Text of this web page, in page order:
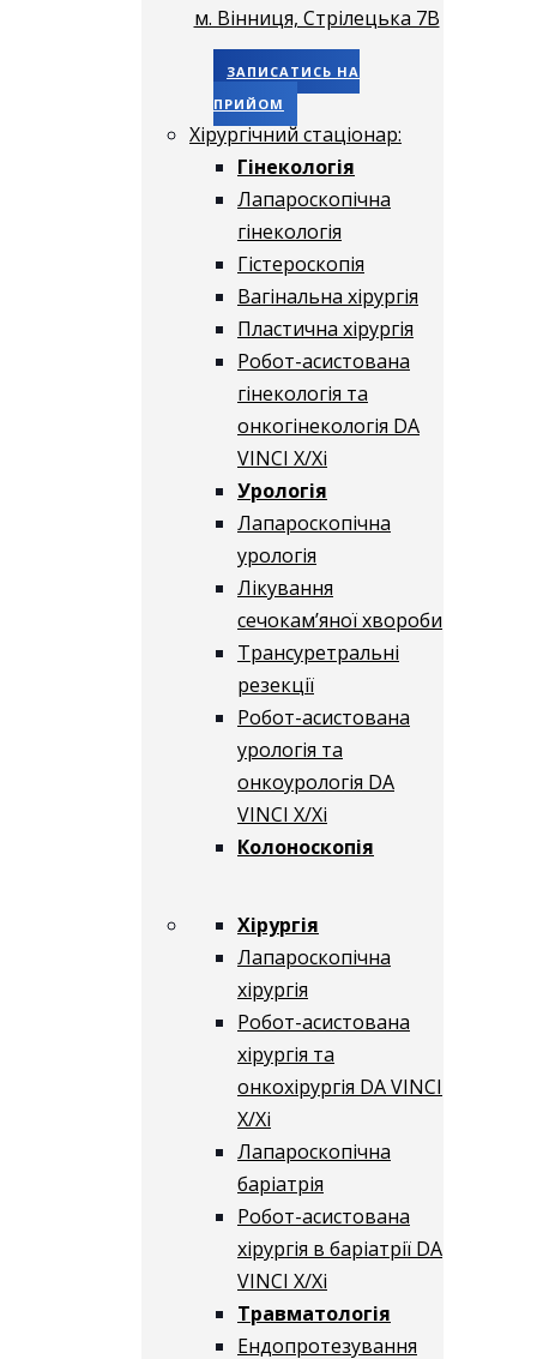
м. Вінниця, Стрілецька 7В
ЗАПИСАТИСЬ НА
ПРИЙОМ
Хірургічний стаціонар:
Гінекологія
Лапароскопічна
гінекологія
Гістероскопія
Вагінальна хірургія
Пластична хірургія
Робот-асистована
гінекологія та
онкогінекологія DA
VINCI X/Xі
Урологія
Лапароскопічна
урологія
Лікування
сечокам’яної хвороби
Трансуретральні
резекції
Робот-асистована
урологія та
онкоурологія DA
VINCI X/Xі
Колоноскопія
Хірургія
Лапароскопічна
хірургія
Робот-асистована
хірургія та
онкохірургія DA VINCI
X/Xі
Лапароскопічна
баріатрія
Робот-асистована
хірургія в баріатрії DA
VINCI X/Xі
Травматологія
Ендопротезування